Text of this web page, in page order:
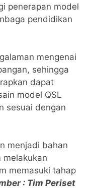
penerapan model
pendidikan
mengenai
sehingga
dapat
model QSL
sesuai dengan
menjadi bahan
melakukan
memasuki tahap
: Tim Periset